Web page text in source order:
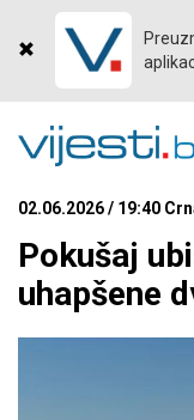
02.06.2026 / 19:40
Pokušaj
uhapšene